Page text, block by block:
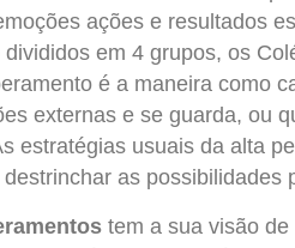
ações e resultados
divididos em 4 grupos, os
é a maneira como
externas e se guarda, ou
estratégias usuais da alta
as possibilidades
tem a sua visão